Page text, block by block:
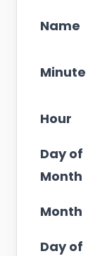
Name
Minute
Hour
Day of
Month
Month
Day of